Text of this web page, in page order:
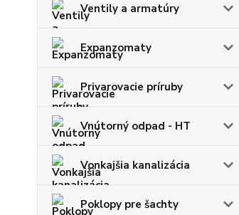
Ventily a armatúry
Expanzomaty
Privarovacie príruby
Vnútorný odpad - HT
Vonkajšia kanalizácia
Poklopy pre šachty